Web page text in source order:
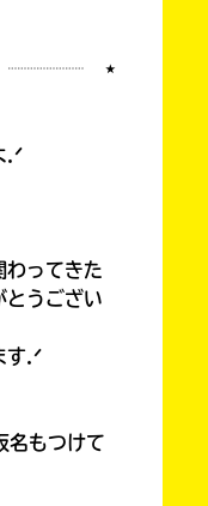
⋆
.ᐟ
わってきた
とうござい
す.ᐟ
名もつけて